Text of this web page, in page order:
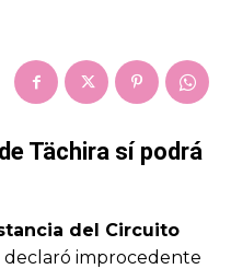
Tächira sí podrá
del Circuito
declaró improcedente